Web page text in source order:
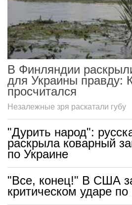
В Финляндии
для Украины правду:
просчитался
Незалежные зря раскатали губу
"Дурить народ":
раскрыла коварный
по Украине
"Все, конец!" В США
критическом ударе по